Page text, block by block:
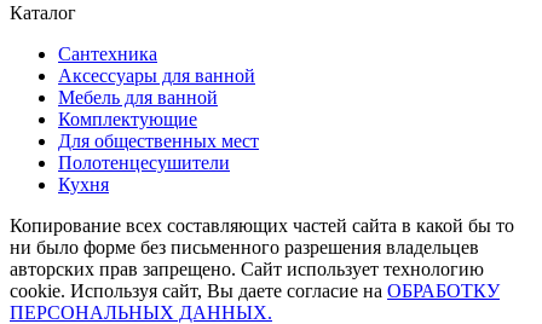
Каталог
Сантехника
Аксессуары для ванной
Мебель для ванной
Комплектующие
Для общественных мест
Полотенцесушители
Кухня
Копирование всех составляющих частей сайта в какой бы то
ни было форме без письменного разрешения владельцев
авторских прав запрещено. Сайт использует технологию
cookie. Используя сайт, Вы даете согласие на ОБРАБОТКУ
ПЕРСОНАЛЬНЫХ ДАННЫХ.